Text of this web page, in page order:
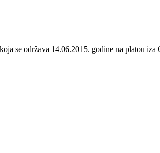
se održava 14.06.2015. godine na platou iza